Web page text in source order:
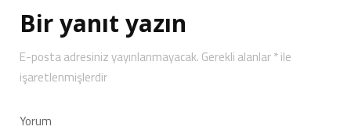
Bir yanıt yazın
E-posta adresiniz yayınlanmayacak.Gerekli alanlar*ile
işaretlenmişlerdir
Yorum